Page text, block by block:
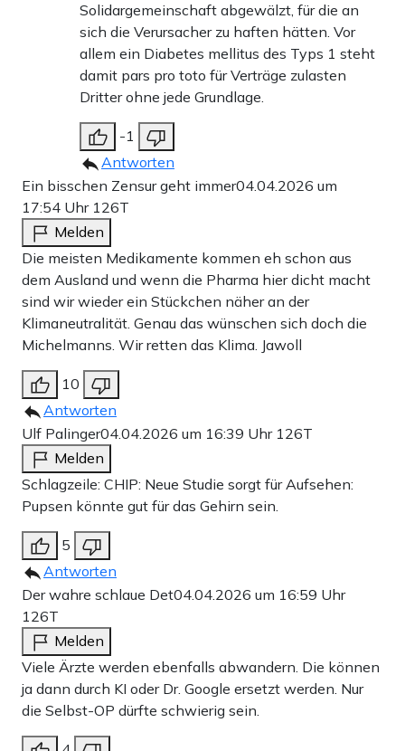
Solidargemeinschaft abgewälzt, für die an
sich die Verursacher zu haften hätten. Vor
allem ein Diabetes mellitus des Typs 1 steht
damit pars pro toto für Verträge zulasten
Dritter ohne jede Grundlage.
-1
Antworten
Ein bisschen Zensur geht immer04.04.2026 um
17:54 Uhr 126T
Melden
Die meisten Medikamente kommen eh schon aus
dem Ausland und wenn die Pharma hier dicht macht
sind wir wieder ein Stückchen näher an der
Klimaneutralität. Genau das wünschen sich doch die
Michelmanns. Wir retten das Klima. Jawoll
10
Antworten
Ulf Palinger04.04.2026 um 16:39 Uhr 126T
Melden
Schlagzeile: CHIP: Neue Studie sorgt für Aufsehen:
Pupsen könnte gut für das Gehirn sein.
5
Antworten
Der wahre schlaue Det04.04.2026 um 16:59 Uhr
126T
Melden
Viele Ärzte werden ebenfalls abwandern. Die können
ja dann durch KI oder Dr. Google ersetzt werden. Nur
die Selbst-OP dürfte schwierig sein.